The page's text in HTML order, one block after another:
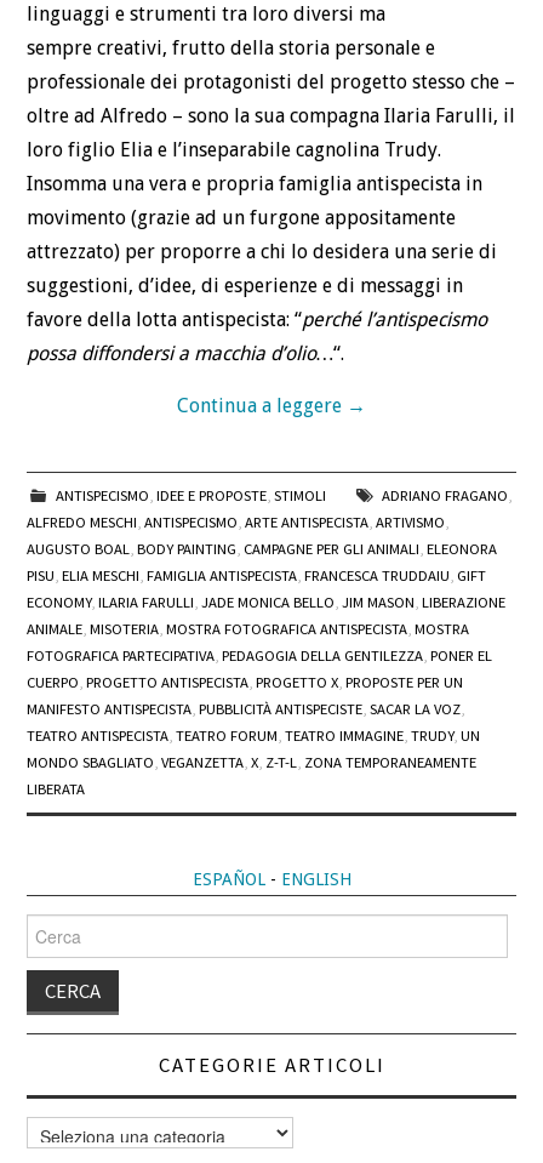
linguaggi e strumenti tra loro diversi ma
sempre creativi, frutto della storia personale e
professionale dei protagonisti del progetto stesso che –
oltre ad Alfredo – sono la sua compagna Ilaria Farulli, il
loro figlio Elia e l’inseparabile cagnolina Trudy.
Insomma una vera e propria famiglia antispecista in
movimento (grazie ad un furgone appositamente
attrezzato) per proporre a chi lo desidera una serie di
suggestioni, d’idee, di esperienze e di messaggi in
favore della lotta antispecista: “perché l’antispecismo
possa diffondersi a macchia d’olio…“.
Continua a leggere →
ANTISPECISMO IDEE E PROPOSTE, STIMOLI ADRIANO FRAGANO
ALFREDO MESCHI ,ANTISPECISMO ,ARTE ANTISPECISTA ,ARTIVISMO
AUGUSTO BOAL
,BODY PAINTING CAMPAGNE PER GLI ANIMALI ,ELEONORA
PISU ,ELIA MESCHI ,FAMIGLIA ANTISPECISTA ,FRANCESCA TRUDDAIU GIFT
ECONOMY,ILARIA FARULLI ,JADE MONICA BELLO ,JIM MASON ,LIBERAZIONE
ANIMALE ,MISOTERIA ,MOSTRA FOTOGRAFICA ANTISPECISTA ,MOSTRA
FOTOGRAFICA PARTECIPATIVA ,PEDAGOGIA DELLA GENTILEZZA ,PONER EL
CUERPO ,PROGETTO ANTISPECISTA ,PROGETTO X ,PROPOSTE PER UN
MANIFESTO ANTISPECISTA ,PUBBLICITÀ ANTISPECISTE ,SACAR LA VOZ
TEATRO ANTISPECISTA ,TEATRO FORUM ,TEATRO IMMAGINE ,TRUDY,UN
MONDO SBAGLIATO ,VEGANZETTA ,X Z-T-L
ZONA TEMPORANEAMENTE
LIBERATA
ESPAÑOL- ENGLISH
per:
CATEGORIE ARTICOLI
Categorie
articoli